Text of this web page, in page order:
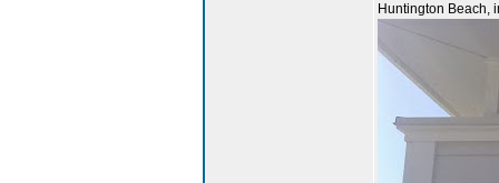
Huntington Beach,